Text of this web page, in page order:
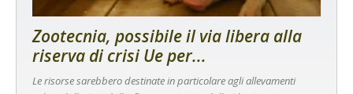
Zootecnia, possibile il via libera alla
riserva di crisi Ue per...
Le risorse sarebbero destinate in particolare agli allevamenti